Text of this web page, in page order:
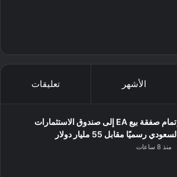
الأشهر تعليقات
إتمام صفقة بيع EA إلى صندوق الاستثمارات
السعودي رسميًا مقابل 55 مليار دولار
منذ 8 ساعات